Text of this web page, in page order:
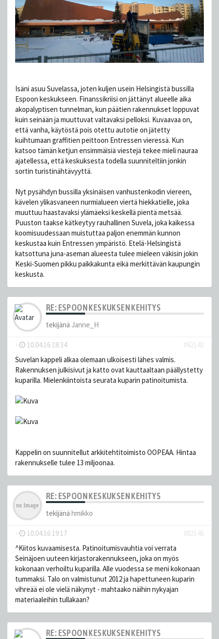
Isäni asuu Suvelassa, joten kuljen usein Helsingistä bussilla
Espoon keskukseen. Finanssikriisi on jättänyt alueelle aika
akopalyptisen tunnelman, kun päätien rakennukset loppuvat
kuin seinään ja muuttuvat valtavaksi pelloksi. Kuvaavaa on,
että vanha, käytöstä pois otettu autotie on jätetty
kuihtumaan graffitien peittoon Entressen vieressä. Kun
katsoo tämän ketjun ensimmäisiä viestejä tekee mieli nauraa
ajatellessa, että keskuksesta todella suunniteltiin jonkin
sortin turistinähtävyyttä.
Nyt pysähdyn bussilla yksinäisen vanhustenkodin viereen,
kävelen ylikasvaneen nurmialueen viertä hiekkatielle, joka
muuttuu haastavaksi ylämäeksi keskellä pientä metsää.
Puuston taakse kätkeytyy rauhallinen Suvela, joka kaikessa
koomisuudessaan muistuttaa paljon enemmän kunnon
keskustaa kuin Entressen ympäristö. Etelä-Helsingistä
katsottuna juna-aseman alueesta tulee mieleen väkisin jokin
Keski-Suomen pikku paikkakunta eikä merkittävän kaupungin
keskusta.
RE: ESPOON KESKUKSEN KEHITYS
tekijänä Janne_H
- 10.04.16 18:34
#82143
Suvelan kappeli alkaa olemaan ulkoisesti lähes valmis.
Rakennuksen julkisivut ja katto ovat kauttaaltaan päällystetty
kuparilla. Mielenkiintoista seurata kuparin patinoitumista.
Kappelin on suunnitellut arkkitehtitoimisto OOPEAA. Hintaa
rakennukselle tulee 13 miljoonaa.
RE: ESPOON KESKUKSEN KEHITYS
tekijänä hmikko
- 10.04.16 19:17
#82146
^Kiitos kuvaamisesta. Patinoitumisvauhtia voi verrata
Seinäjoen uuteen kirjastorakennukseen, joka on myös
kokonaan verhoiltu kuparilla. Alle vuodessa se meni kokonaan
tummaksi. Talo on valmistunut 2012 ja hapettuneen kuparin
vihreää ei ole vielä näkynyt - mahtaako näihin nykyajan
materiaaleihin tullakaan?
RE: ESPOON KESKUKSEN KEHITYS